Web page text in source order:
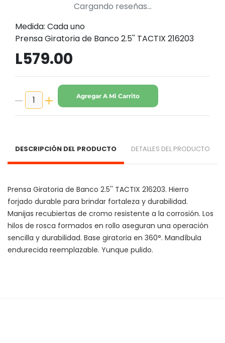
Cargando reseñas...
Medida: Cada uno
Prensa Giratoria de Banco 2.5'' TACTIX 216203
L579.00
Agregar A Mi Carrito
DESCRIPCIÓN DEL PRODUCTO DETALLES DEL PRODUCTO
Prensa Giratoria de Banco 2.5'' TACTIX 216203. Hierro
forjado durable para brindar fortaleza y durabilidad.
Manijas recubiertas de cromo resistente a la corrosión. Los
hilos de rosca formados en rollo aseguran una operación
sencilla y durabilidad. Base giratoria en 360°. Mandíbula
endurecida reemplazable. Yunque pulido.